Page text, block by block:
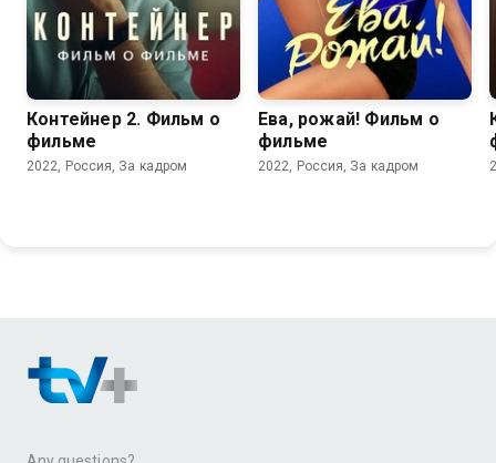
Контейнер 2. Фильм о
фильме
2022, Россия, За кадром
Ева, рожай! Фильм о
фильме
2022, Россия, За кадром